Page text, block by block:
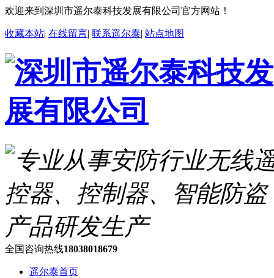
欢迎来到深圳市遥尔泰科技发展有限公司官方网站！
收藏本站| 在线留言| 联系遥尔泰| 站点地图
全国咨询热线18038018679
遥尔泰首页